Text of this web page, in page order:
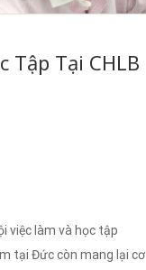
Tập Tại CHLB
việc làm và học tập
tại Đức còn mang lại cơ